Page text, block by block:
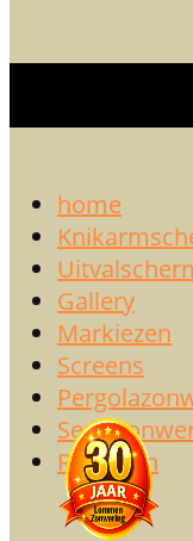
home
Gallery
Markiezen
Screens
Rolluiken